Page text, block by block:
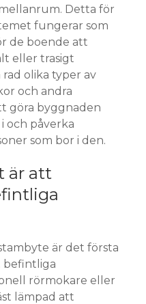
Detta för
fungerar som
de boende att
eller trasigt
olika typer av
och andra
göra byggnaden
och påverka
som bor i den.
är att
är det första
befintliga
rörmokare eller
lämpad att